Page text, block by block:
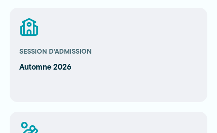
SESSION D’ADMISSION
Automne 2026